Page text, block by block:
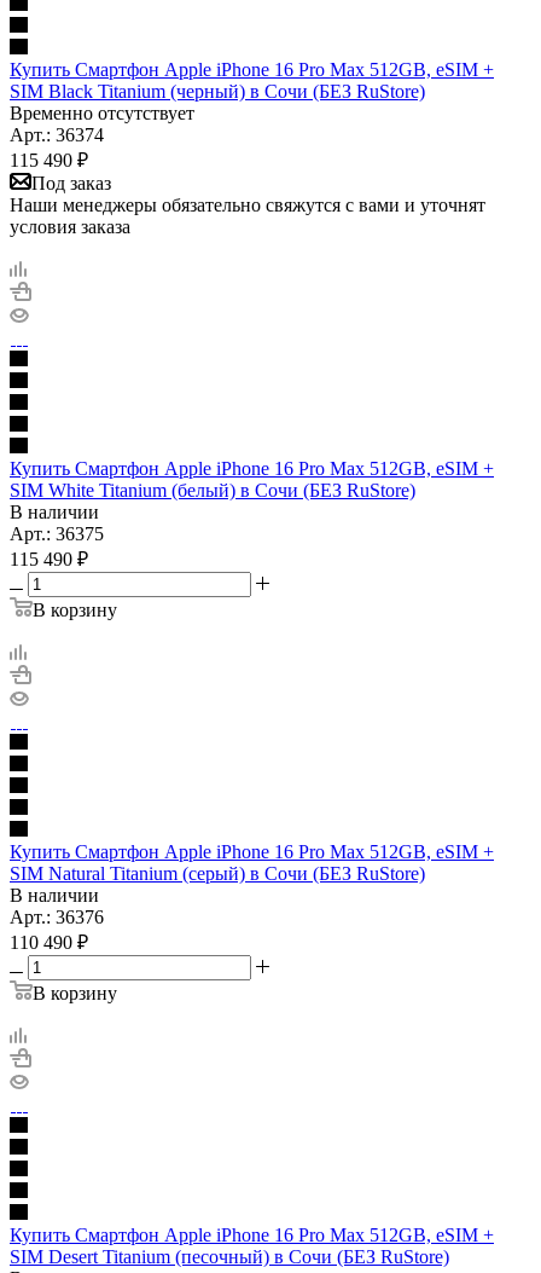
Купить Смартфон Apple iPhone 16 Pro Max 512GB, eSIM +
SIM Black Titanium (черный) в Сочи (БЕЗ RuStore)
Временно отсутствует
Арт.: 36374
115 490 ₽
Под заказ
Наши менеджеры обязательно свяжутся с вами и уточнят
условия заказа
Купить Смартфон Apple iPhone 16 Pro Max 512GB, eSIM +
SIM White Titanium (белый) в Сочи (БЕЗ RuStore)
В наличии
Арт.: 36375
115 490 ₽
В корзину
Купить Смартфон Apple iPhone 16 Pro Max 512GB, eSIM +
SIM Natural Titanium (серый) в Сочи (БЕЗ RuStore)
В наличии
Арт.: 36376
110 490 ₽
В корзину
Купить Смартфон Apple iPhone 16 Pro Max 512GB, eSIM +
SIM Desert Titanium (песочный) в Сочи (БЕЗ RuStore)